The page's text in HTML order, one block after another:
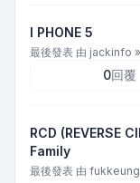
I PHONE 5
最後發表 由 jackinfo »
0回覆
RCD (REVERSE
Family
最後發表 由